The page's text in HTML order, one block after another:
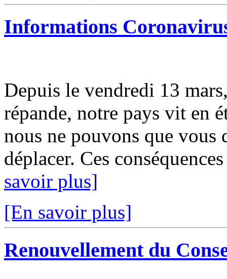
Informations
Depuis le vendredi 13
répande, notre pays vit en
nous ne pouvons que vous
déplacer. Ces
savoir plus]
[En savoir plus]
Renouvellement du